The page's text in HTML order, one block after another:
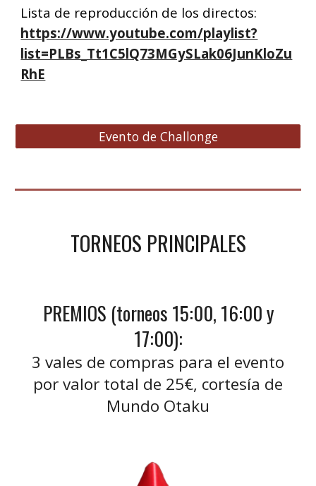
Lista de reproducción de los directos:
https://www.youtube.com/playlist?
list=PLBs_Tt1C5lQ73MGySLak06JunKloZu
RhE
Evento de Challonge
TORNEOS PRINCIPALES
PREMIOS (torneos 15:00, 16:00 y
17:00):
3 vales de compras para el evento
por valor total de 25€, cortesía de
Mundo Otaku